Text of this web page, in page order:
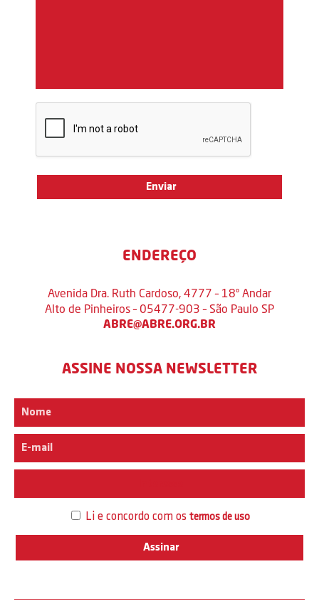
ENDEREÇO
Avenida Dra. Ruth Cardoso, 4777 – 18º Andar
Alto de Pinheiros – 05477-903 – São Paulo SP
ABRE@ABRE.ORG.BR
ASSINE NOSSA NEWSLETTER
Li e concordo com os termos de uso